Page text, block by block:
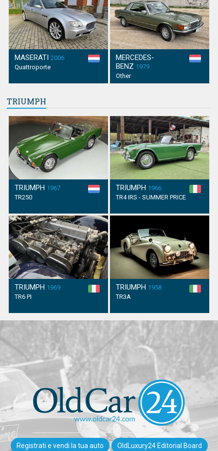
MASERATI2006
Quattroporte
MERCEDES-
BENZ 1979
Other
TRIUMPH
TRIUMPH 1967
TR250
TRIUMPH 1966
TR4 IRS - SUMMER PRICE
TRIUMPH 1969
TR6 PI
TRIUMPH 1958
TR3A
Registrati e vendi la tua auto OldLuxury24 Editorial Board